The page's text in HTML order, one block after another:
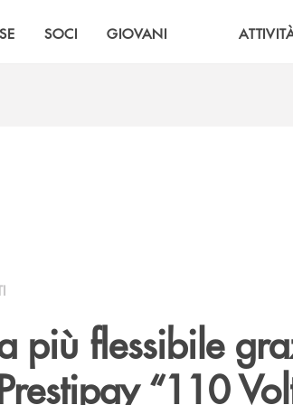
SOCI GIOVANI
più flessibile
“110